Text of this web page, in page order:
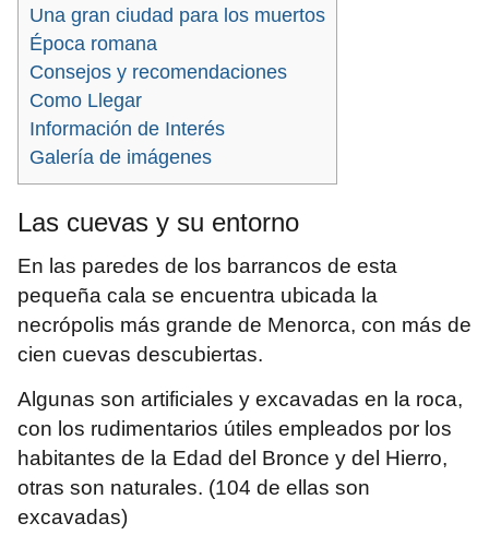
Una gran ciudad para los muertos
Época romana
Consejos y recomendaciones
Como Llegar
Información de Interés
Galería de imágenes
Las cuevas y su entorno
En las paredes de los barrancos de esta
pequeña cala se encuentra ubicada la
necrópolis más grande de Menorca, con más de
cien cuevas descubiertas.
Algunas son artificiales y excavadas en la roca,
con los rudimentarios útiles empleados por los
habitantes de la Edad del Bronce y del Hierro,
otras son naturales. (104 de ellas son
excavadas)